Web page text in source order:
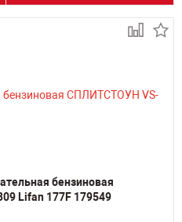
бензиновая
Lifan 177F 179549